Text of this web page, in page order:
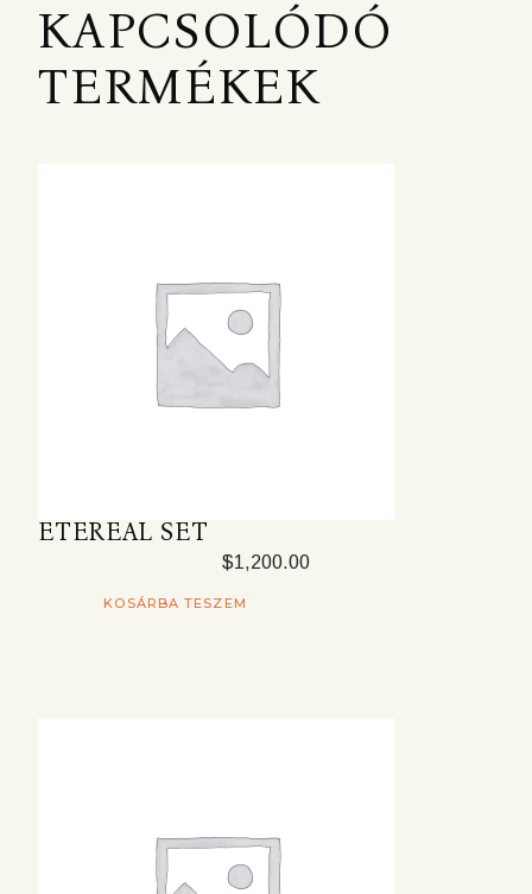
KAPCSOLÓDÓ
TERMÉKEK
ETEREAL SET
$1,200.00
KOSÁRBA TESZEM